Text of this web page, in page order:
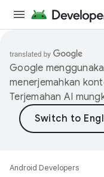
Google
menerjemahkan
Terjemahan AI
Android Developers